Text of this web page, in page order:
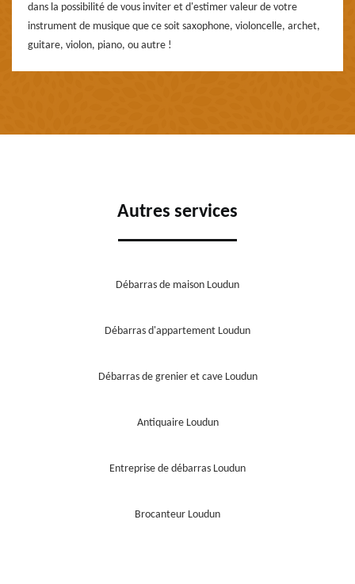
dans la possibilité de vous inviter et d'estimer valeur de votre
instrument de musique que ce soit saxophone, violoncelle, archet,
guitare, violon, piano, ou autre !
Autres services
Débarras de maison Loudun
Débarras d'appartement Loudun
Débarras de grenier et cave Loudun
Antiquaire Loudun
Entreprise de débarras Loudun
Brocanteur Loudun